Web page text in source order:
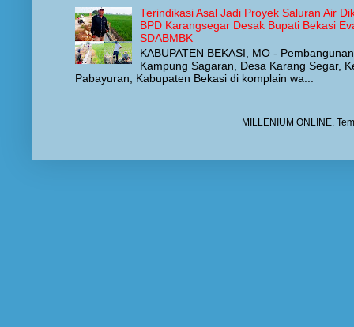
Terindikasi Asal Jadi Proyek Saluran Air
BPD Karangsegar Desak Bupati Bekasi
SDABMBK
KABUPATEN BEKASI, MO -
Kampung Sagaran, Desa Karang Segar,
Pabayuran, Kabupaten Bekasi di komplain wa...
MILLENIUM ONLINE.